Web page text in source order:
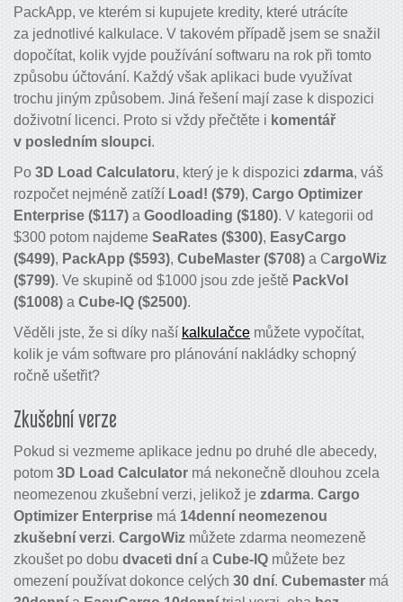
PackApp, ve kterém si kupujete kredity, které utrácíte
za jednotlivé kalkulace. V takovém případě jsem se snažil
dopočítat, kolik vyjde používání softwaru na rok při tomto
způsobu účtování. Každý však aplikaci bude využívat
trochu jiným způsobem. Jiná řešení mají zase k dispozici
doživotní licenci. Proto si vždy přečtěte i komentář
v posledním sloupci.
Po 3D Load Calculatoru, který je k dispozici zdarma, váš
rozpočet nejméně zatíží Load! ($79), Cargo Optimizer
Enterprise ($117) a Goodloading ($180). V kategorii od
$300 potom najdeme SeaRates ($300), EasyCargo
($499), PackApp ($593), CubeMaster ($708) a CargoWiz
($799). Ve skupině od $1000 jsou zde ještě PackVol
($1008) a Cube-IQ ($2500).
Věděli jste, že si díky naší kalkulačce můžete vypočítat,
kolik je vám software pro plánování nakládky schopný
ročně ušetřit?
Zkušební verze
Pokud si vezmeme aplikace jednu po druhé dle abecedy,
potom 3D Load Calculator má nekonečně dlouhou zcela
neomezenou zkušební verzi, jelikož je zdarma. Cargo
Optimizer Enterprise má 14denní neomezenou
zkušební verzi. CargoWiz můžete zdarma neomezeně
zkoušet po dobu dvaceti dní a Cube-IQ můžete bez
omezení používat dokonce celých 30 dní. Cubemaster má